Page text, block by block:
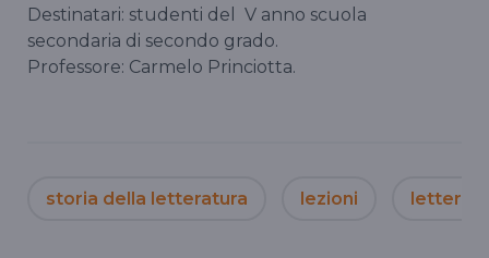
Destinatari: studenti del V anno scuola
secondaria di secondo grado.
Professore: Carmelo Princiotta.
storia della letteratura lezioni